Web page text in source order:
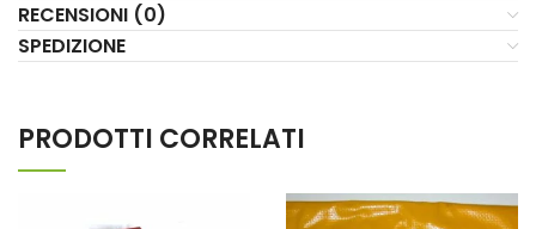
RECENSIONI (0)
SPEDIZIONE
PRODOTTI CORRELATI